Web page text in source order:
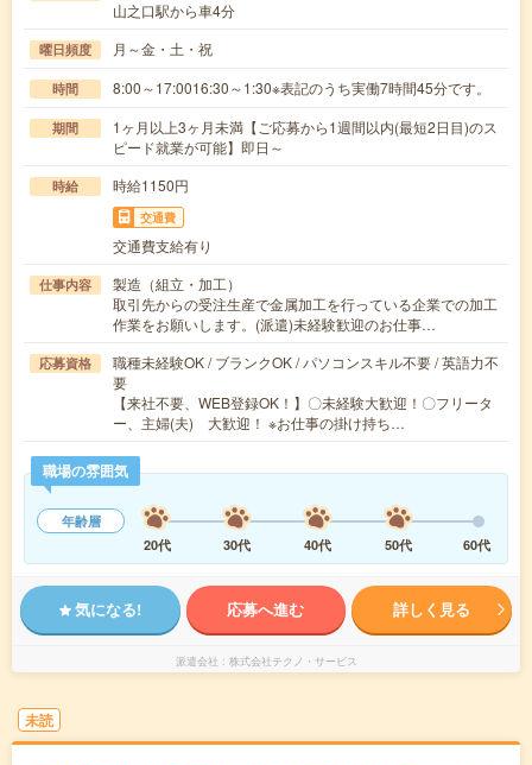
山之口駅から車4分
曜日頻度 月～金・土・祝
時間 8:00～17:0016:30～1:30※表記のうち実働7時間45分です。
期間
1ヶ月以上3ヶ月未満【ご応募から1週間以内(最短2日目)のス
ピード就業が可能】即日～
時給 時給1150円
交通費
交通費支給有り
仕事内容
製造（組立・加工）
取引先からの受注生産で金属加工を行っている企業での加工
作業をお願いします。(派遣)未経験歓迎のお仕事…
応募資格
職種未経験OK / ブランクOK / パソコンスキル不要 / 英語力不
要
【来社不要、WEB登録OK！】〇未経験大歓迎！〇フリータ
ー、主婦(夫) 大歓迎！ ※お仕事の掛け持ち…
職場の雰囲気
年齢層
20代
30代 40代 50代 60代
気になる! 応募へ進む 詳しく見る
派遣会社 株式会社テクノ・サービス
未読